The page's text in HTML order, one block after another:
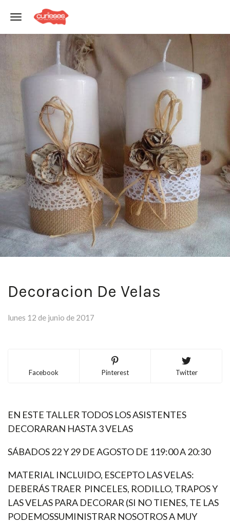
Toggle navigation
Decoracion De Velas
lunes 12 de junio de 2017
Facebook Pinterest Twitter
EN ESTE TALLER TODOS LOS ASISTENTES
DECORARAN HASTA 3 VELAS
SÁBADOS 22 Y 29 DE AGOSTO DE 119:00 A 20:30
MATERIAL INCLUIDO, ESCEPTO LAS VELAS:
DEBERÁS TRAER PINCELES, RODILLO, TRAPOS Y
LAS VELAS PARA DECORAR (SI NO TIENES, TE LAS
PODEMOSSUMINISTRAR NOSOTROS A MUY